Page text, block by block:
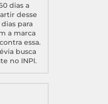
dias a
desse
para
a marca
essa.
busca
no INPI.